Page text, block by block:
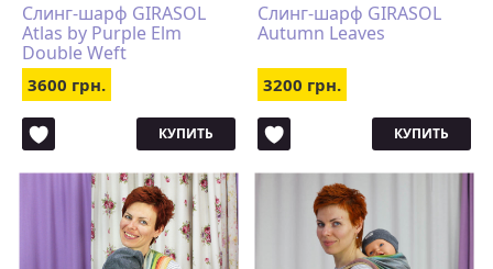
Слинг-шарф GIRASOL
Atlas by Purple Elm
Double Weft
3600 грн.
КУПИТЬ
Слинг-шарф GIRASOL
Autumn Leaves
3200 грн.
КУПИТЬ